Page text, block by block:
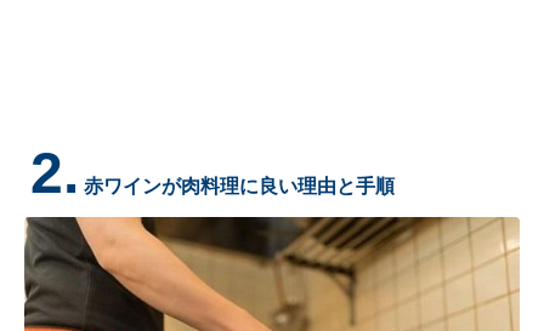
2. 赤ワインが肉料理に良い理由と手順